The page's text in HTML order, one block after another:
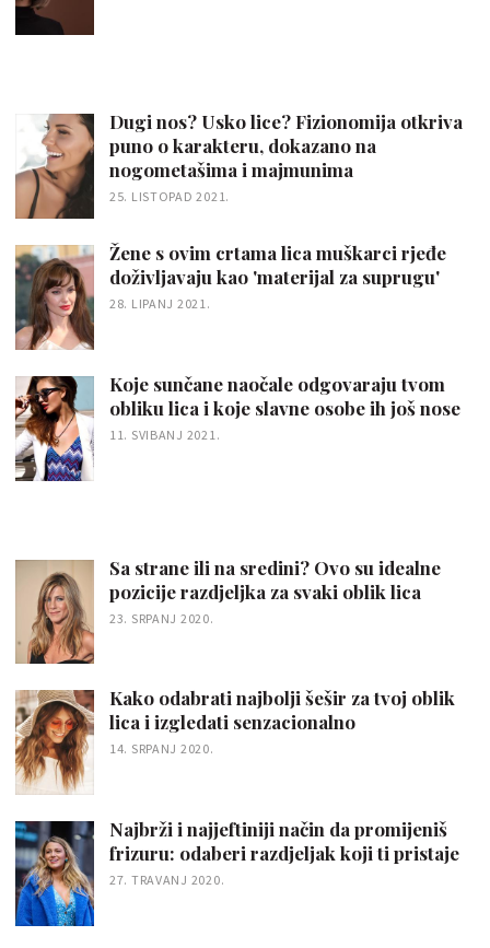
Dugi nos? Usko lice? Fizionomija otkriva
puno o karakteru, dokazano na
nogometašima i majmunima
25. LISTOPAD 2021.
Žene s ovim crtama lica muškarci rjeđe
doživljavaju kao 'materijal za suprugu'
28. LIPANJ 2021.
Koje sunčane naočale odgovaraju tvom
obliku lica i koje slavne osobe ih još nose
11. SVIBANJ 2021.
Sa strane ili na sredini? Ovo su idealne
pozicije razdjeljka za svaki oblik lica
23. SRPANJ 2020.
Kako odabrati najbolji šešir za tvoj oblik
lica i izgledati senzacionalno
14. SRPANJ 2020.
Najbrži i najjeftiniji način da promijeniš
frizuru: odaberi razdjeljak koji ti pristaje
27. TRAVANJ 2020.